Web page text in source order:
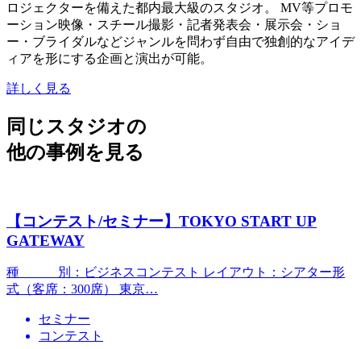
ロジェクターを備えた都内最大級のスタジオ。 MV等プロモ
ーション映像・スチール撮影・記者発表会・展示会・ショ
ー・ブライダルなどジャンルを問わず自由で独創的なアイデ
ィアを形にする企画と演出が可能。
詳しく見る
同じスタジオの
他の事例を見る
【コンテスト/セミナー】TOKYO START UP
GATEWAY
種 別：ビジネスコンテスト レイアウト：シアター形
式（客席：300席） 東京…
セミナー
コンテスト